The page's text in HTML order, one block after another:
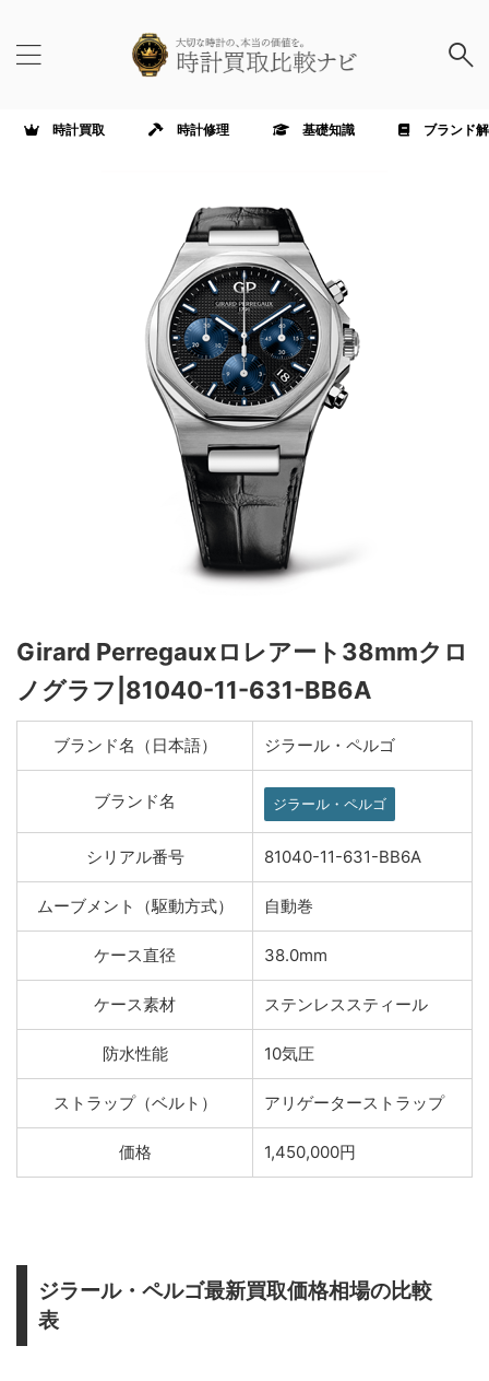
時計買取 時計修理 基礎知識 ブランド
Girard Perregauxロレアート38mmクロ
ノグラフ|81040-11-631-BB6A
ブランド名（日本語） ジラール・ペルゴ
ブランド名 ジラール・ペルゴ
シリアル番号 81040-11-631-BB6A
ムーブメント（駆動方式） 自動巻
ケース直径 38.0mm
ケース素材 ステンレススティール
防水性能 10気圧
ストラップ（ベルト） アリゲーターストラップ
価格 1,450,000円
ジラール・ペルゴ最新買取価格相場の比較
表